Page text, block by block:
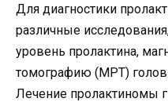
Для диагностики
различные
уровень пролактина,
томографию (МРТ)
Лечение пролактиномы